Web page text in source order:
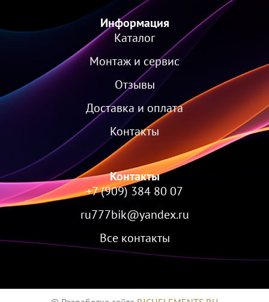
Информация
Каталог
Монтаж и сервис
Отзывы
Доставка и оплата
Контакты
Контакты
+7 (909) 384 80 07
ru777bik@yandex.ru
Все контакты